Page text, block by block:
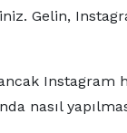
Gelin,
Instagram
nasıl